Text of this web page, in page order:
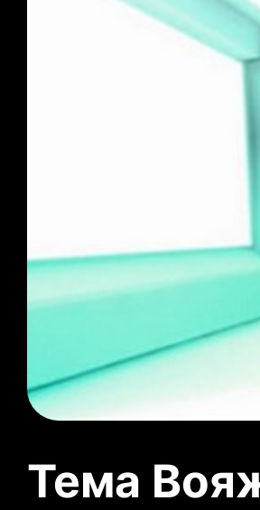
Тема